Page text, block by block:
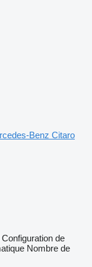
Benz Citaro
Configuration de
Nombre de